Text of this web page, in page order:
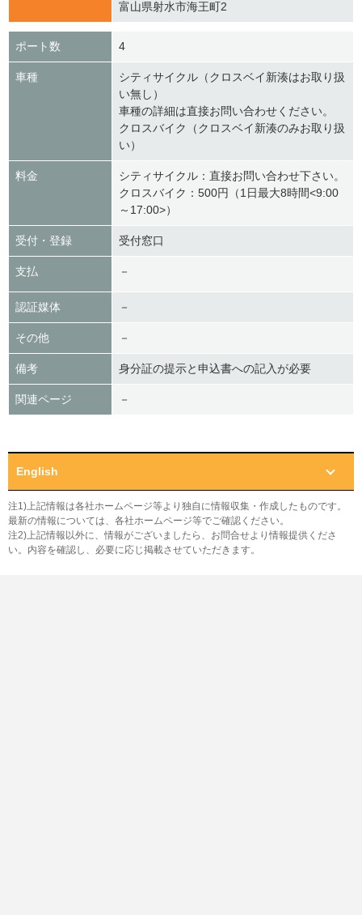
富山県射水市海王町2
ポート数 4
車種
シティサイクル（クロスベイ新湊はお取り扱
い無し）
車種の詳細は直接お問い合わせください。
クロスバイク（クロスベイ新湊のみお取り扱
い）
料金
シティサイクル：直接お問い合わせ下さい。
クロスバイク：500円（1日最大8時間<9:00
～17:00>）
受付・登録 受付窓口
支払 －
認証媒体 －
その他 －
備考 身分証の提示と申込書への記入が必要
関連ページ －
English
注1)上記情報は各社ホームページ等より独自に情報収集・作成したものです。
最新の情報については、各社ホームページ等でご確認ください。
注2)上記情報以外に、情報がございましたら、お問合せより情報提供くださ
い。内容を確認し、必要に応じ掲載させていただきます。